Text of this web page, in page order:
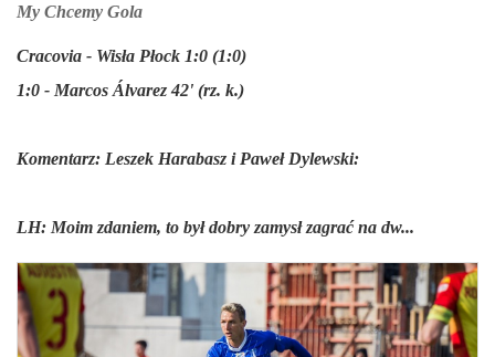
My Chcemy Gola
Cracovia - Wisła Płock 1:0 (1:0)
1:0 - Marcos Álvarez 42' (rz. k.)
Komentarz: Leszek Harabasz i Paweł Dylewski:
LH: Moim zdaniem, to był dobry zamysł zagrać na dw...